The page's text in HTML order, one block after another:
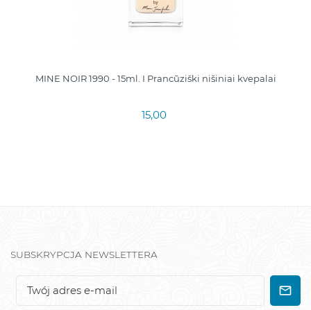
MINE NOIR 1990 - 15ml. I Prancūziški nišiniai kvepalai
15,00
SUBSKRYPCJA NEWSLETTERA